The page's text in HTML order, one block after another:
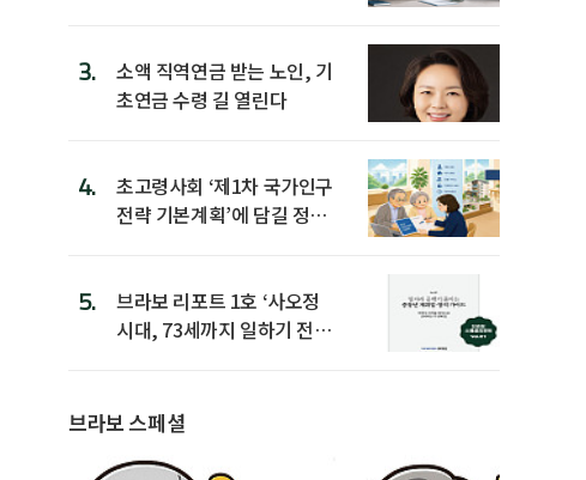
3.
소액 직역연금 받는 노인, 기
초연금 수령 길 열린다
4.
초고령사회 ‘제1차 국가인구
전략 기본계획’에 담길 정책
5.
브라보 리포트 1호 ‘사오정
시대, 73세까지 일하기 전략’
브라보 스페셜